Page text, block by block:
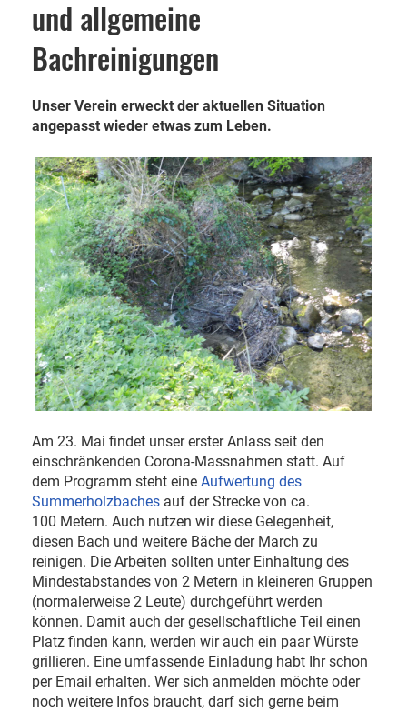
und allgemeine
Bachreinigungen
Unser Verein erweckt der aktuellen Situation
angepasst wieder etwas zum Leben.
Am 23. Mai findet unser erster Anlass seit den
einschränkenden Corona-Massnahmen statt. Auf
dem Programm steht eine Aufwertung des
Summerholzbaches auf der Strecke von ca.
100 Metern. Auch nutzen wir diese Gelegenheit,
diesen Bach und weitere Bäche der March zu
reinigen. Die Arbeiten sollten unter Einhaltung des
Mindestabstandes von 2 Metern in kleineren Gruppen
(normalerweise 2 Leute) durchgeführt werden
können. Damit auch der gesellschaftliche Teil einen
Platz finden kann, werden wir auch ein paar Würste
grillieren. Eine umfassende Einladung habt Ihr schon
per Email erhalten. Wer sich anmelden möchte oder
noch weitere Infos braucht, darf sich gerne beim